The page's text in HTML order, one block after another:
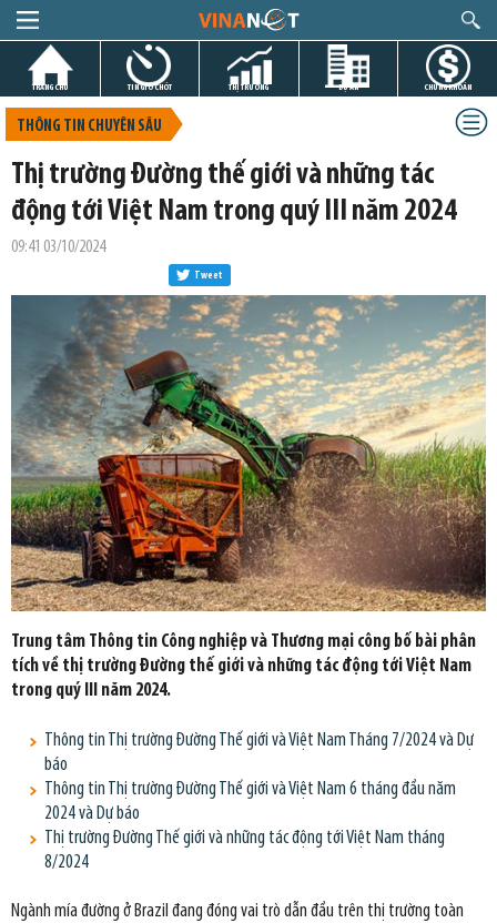
TRANG CHỦ TIN GIỜ CHÓT THỊ TRƯỜNG DỰ ÁN CHỨNG KHOÁN
THÔNG TIN CHUYÊN SÂU
Thị trường Đường thế giới và những tác
động tới Việt Nam trong quý III năm 2024
09:41 03/10/2024
Tweet
Trung tâm Thông tin Công nghiệp và Thương mại công bố bài phân
tích về thị trường Đường thế giới và những tác động tới Việt Nam
trong quý III năm 2024.
Thông tin Thị trường Đường Thế giới và Việt Nam Tháng 7/2024 và Dự
báo
Thông tin Thị trường Đường Thế giới và Việt Nam 6 tháng đầu năm
2024 và Dự báo
Thị trường Đường Thế giới và những tác động tới Việt Nam tháng
8/2024
Ngành mía đường ở Brazil đang đóng vai trò dẫn đầu trên thị trường toàn